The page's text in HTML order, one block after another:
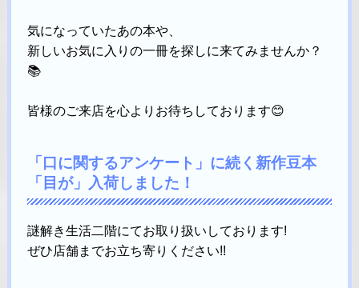
気になっていたあの本や、
新しいお気に入りの一冊を探しに来てみませんか？
📚
皆様のご来店を心よりお待ちしております😊
「口に関するアンケート」に続く新作豆本
「目が」入荷しました！
謎解き生活二階にてお取り扱いしております!
ぜひ店舗までお立ち寄りください!!